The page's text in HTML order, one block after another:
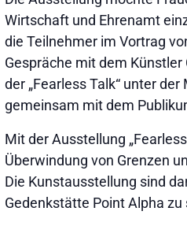
Wirtschaft und Ehrenamt
die Teilnehmer im Vortrag
Gespräche mit dem Künstler
der „Fearless Talk“ unter
gemeinsam mit dem
Mit der Ausstellung
Überwindung von Grenzen
Die Kunstausstellung sind
Gedenkstätte Point Alpha